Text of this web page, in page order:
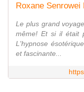
Roxane
Le plus grand
même! Et si il était
L'hypnose
et fascinante...